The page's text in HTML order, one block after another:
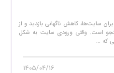
سایت‌ها، کاهش ناگهانی بازدید و از
است. وقتی ورودی سایت به شکل
که ...
۱۴۰۵/۰۴/۱۶